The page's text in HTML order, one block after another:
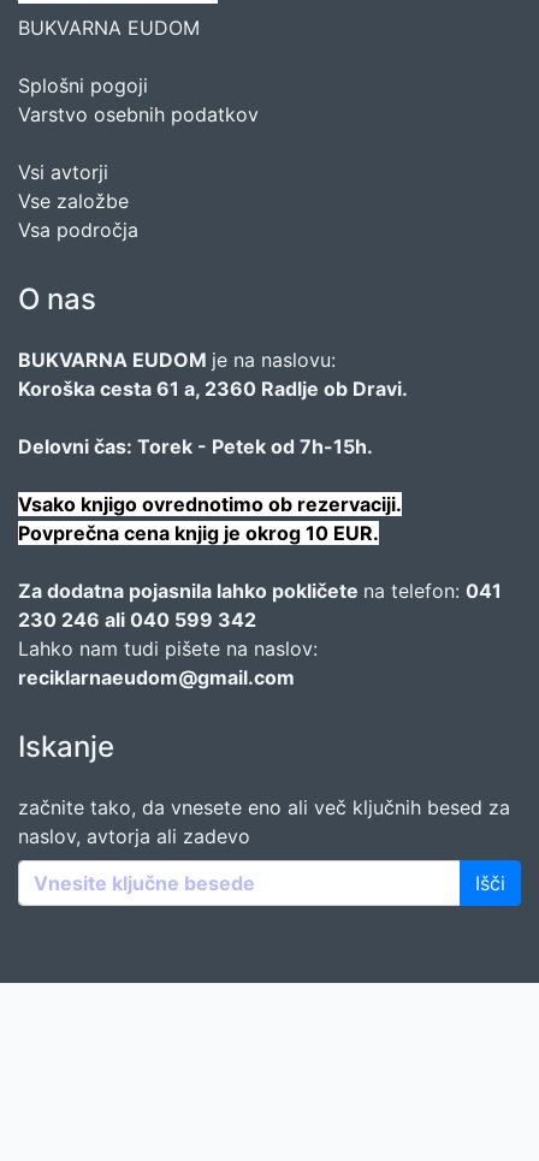
BUKVARNA EUDOM
Splošni pogoji
Varstvo osebnih podatkov
Vsi avtorji
Vse založbe
Vsa področja
O nas
BUKVARNA EUDOM je na naslovu:
Koroška cesta 61 a, 2360 Radlje ob Dravi.
Delovni čas: Torek - Petek od 7h-15h.
Vsako knjigo ovrednotimo ob rezervaciji.
Povprečna cena knjig je okrog 10 EUR.
Za dodatna pojasnila lahko pokličete na telefon: 041
230 246 ali 040 599 342
Lahko nam tudi pišete na naslov:
reciklarnaeudom@gmail.com
Iskanje
začnite tako, da vnesete eno ali več ključnih besed za
naslov, avtorja ali zadevo
Išči